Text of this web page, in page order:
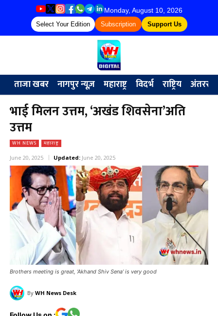
Monday, August 10, 2026
Select Your Edition Subscription Support Us
ताजा खबर नागपुर न्यूज़ महाराष्ट्र विदर्भ राष्ट्रिय
भाई मिलन उत्तम, ‘अखंड शिवसेना’अति
उत्तम
WH NEWS महाराष्ट्र
June 20, 2025 Updated: June 20, 2025
Brothers meeting is great, ‘Akhand Shiv Sena’ is very good
By WH News Desk